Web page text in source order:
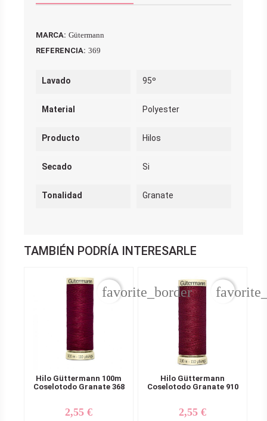
MARCA: Gütermann
REFERENCIA: 369
Lavado 95º
Material Polyester
Producto Hilos
Secado Si
Tonalidad Granate
TAMBIÉN PODRÍA INTERESARLE
Hilo Güttermann 100m
Coselotodo Granate 368
Precio
2,55 €
favorite_border
Hilo Güttermann
Coselotodo Granate 910
Precio
2,55 €